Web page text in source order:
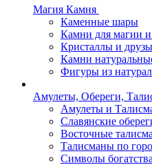
Магия Камня
Каменные шары
Камни для магии и
Кристаллы и
Камни
Фигуры из
Амулеты, Обереги,
Амулеты и
Славянские
Восточные
Талисманы по
Символы